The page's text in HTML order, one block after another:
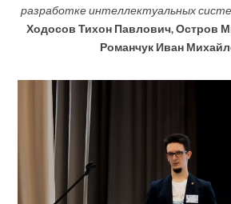
разработке интеллектуальных
Ходосов Тихон Павлович, Остров
Романчук Иван